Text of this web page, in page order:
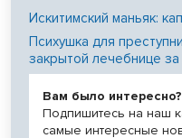
Искитимский маньяк:
Психушка для
закрытой лечебнице
Вам было интересно?
Подпишитесь на наш
самые интересные